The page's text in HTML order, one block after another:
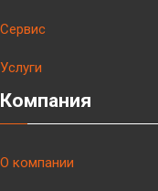
Сервис
Услуги
Компания
О компании